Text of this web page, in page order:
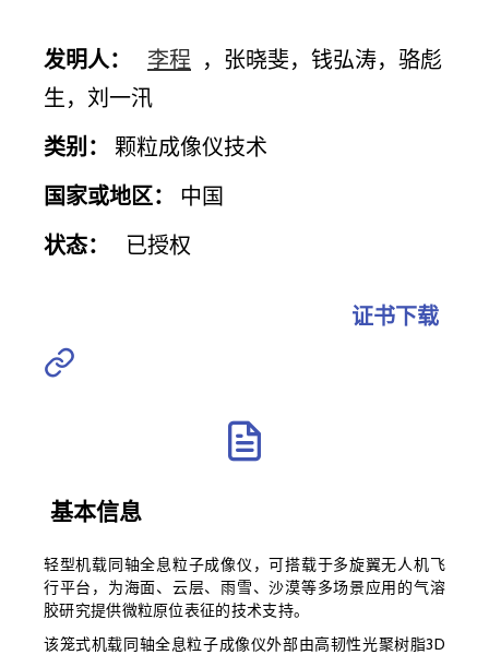
发明人： 李程 ，张晓斐，钱弘涛，骆彪
生，刘一汛
类别： 颗粒成像仪技术
国家或地区： 中国
状态：
已授权
证书下载
基本信息
轻型机载同轴全息粒子成像仪，可搭载于多旋翼无人机飞
行平台，为海面、云层、雨雪、沙漠等多场景应用的气溶
胶研究提供微粒原位表征的技术支持。
该笼式机载同轴全息粒子成像仪外部由高韧性光聚树脂3D